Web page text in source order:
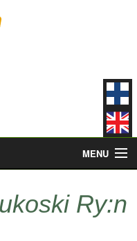
MENU
Ry:n